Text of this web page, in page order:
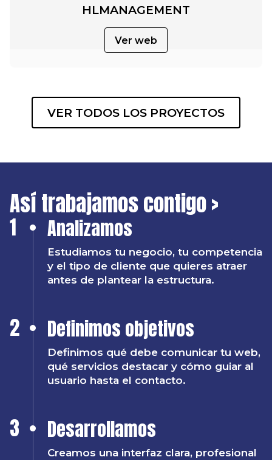
HLMANAGEMENT
Ver web
VER TODOS LOS PROYECTOS
Así trabajamos contigo >
1 Analizamos
Estudiamos tu negocio, tu competencia
y el tipo de cliente que quieres atraer
antes de plantear la estructura.
2 Definimos objetivos
Definimos qué debe comunicar tu web,
qué servicios destacar y cómo guiar al
usuario hasta el contacto.
3 Desarrollamos
Creamos una interfaz clara, profesional